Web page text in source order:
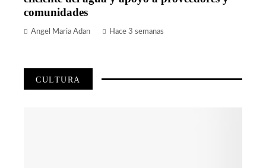
comunidades
Angel Maria Adan Hace 3 semanas
CULTURA